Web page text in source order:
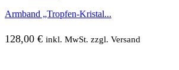
Armband „Tropfen-Kristal...
128,00 € inkl. MwSt. zzgl. Versand